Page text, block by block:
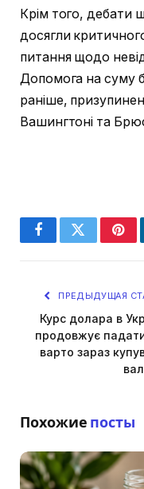
Крім того, дебати
досягли
питання щодо
Допомога на суму
раніше,
Вашингтоні та
FacebookTwitter
ПРЕДЫДУЩАЯ
Курс долара в
продовжує
варто зараз
Похожие посты